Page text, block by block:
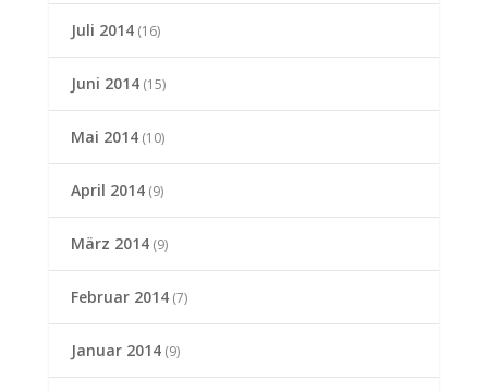
Juli 2014(16)
Juni 2014(15)
Mai 2014(10)
April 2014(9)
März 2014(9)
Februar 2014(7)
Januar 2014(9)